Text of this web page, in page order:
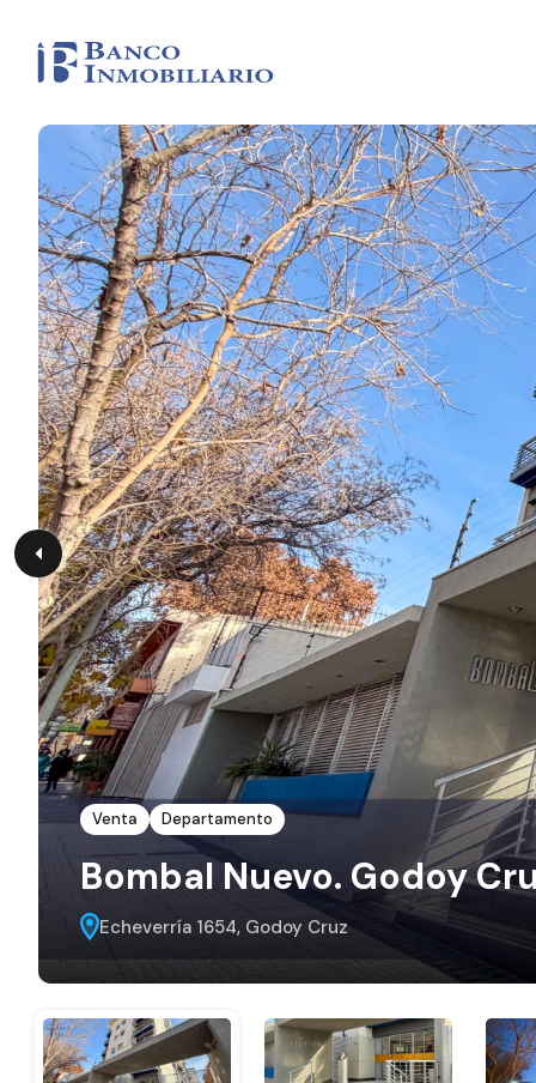
Venta Departamento
Bombal Nuevo. Godoy
Echeverría 1654, Godoy Cruz